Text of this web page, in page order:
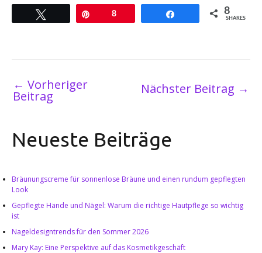
Twittern 8 8
SHARES
← Vorheriger
Beitrag Nächster Beitrag →
Neueste Beiträge
Bräunungscreme für sonnenlose Bräune und einen rundum gepflegten
Look
Gepflegte Hände und Nägel: Warum die richtige Hautpflege so wichtig
ist
Nageldesigntrends für den Sommer 2026
Mary Kay: Eine Perspektive auf das Kosmetikgeschäft